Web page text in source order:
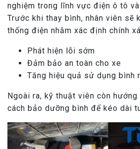
nghiệm trong lĩnh vực điện ô tô
Trước khi thay bình, nhân viên sẽ
thống điện nhằm xác định chính
Phát hiện lỗi sớm
Đảm bảo an toàn cho xe
Tăng hiệu quả sử dụng bình
Ngoài ra, kỹ thuật viên còn hướng
cách bảo dưỡng bình để kéo dài